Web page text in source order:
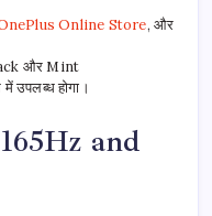
Online Store, और
और Mint
होगा।
and